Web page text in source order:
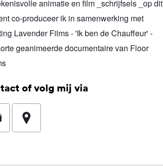
animatie en film _schrijfsels _op dit
co-produceer ik in samenwerking met
Lavender Films - 'Ik ben de Chauffeur' -
geanimeerde documentaire van Floor
of volg mij via